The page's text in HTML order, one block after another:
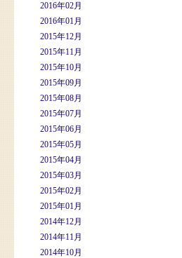
2016年02月
2016年01月
2015年12月
2015年11月
2015年10月
2015年09月
2015年08月
2015年07月
2015年06月
2015年05月
2015年04月
2015年03月
2015年02月
2015年01月
2014年12月
2014年11月
2014年10月